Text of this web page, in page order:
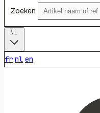
Zoeken
fr nl en